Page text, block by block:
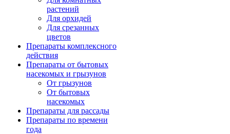
растений
Для орхидей
Для срезанных
цветов
Препараты комплексного
действия
Препараты от бытовых
насекомых и грызунов
От грызунов
От бытовых
насекомых
Препараты для рассады
Препараты по времени
года